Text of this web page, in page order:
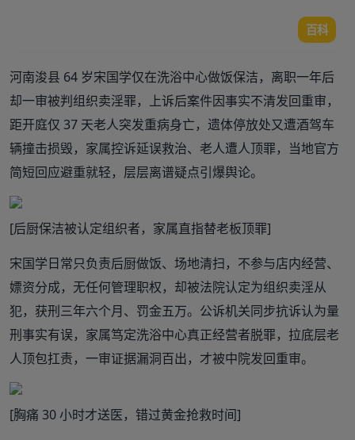
百科
河南浚县 64 岁宋国学仅在洗浴中心做饭保洁，离职一年后
却一审被判组织卖淫罪，上诉后案件因事实不清发回重审，
距开庭仅 37 天老人突发重病身亡，遗体停放处又遭酒驾车
辆撞击损毁，家属控诉延误救治、老人遭人顶罪，当地官方
简短回应避重就轻，层层离谱疑点引爆舆论。
[后厨保洁被认定组织者，家属直指替老板顶罪]
宋国学日常只负责后厨做饭、场地清扫，不参与店内经营、
嫖资分成，无任何管理职权，却被法院认定为组织卖淫从
犯，获刑三年六个月、罚金五万。公诉机关同步抗诉认为量
刑事实有误，家属笃定洗浴中心真正经营者脱罪，拉底层老
人顶包扛责，一审证据漏洞百出，才被中院发回重审。
[胸痛 30 小时才送医，错过黄金抢救时间]